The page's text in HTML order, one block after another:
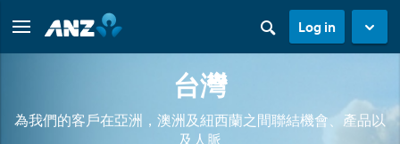
Log in
台灣
為我們的客戶在亞洲，澳洲及紐西蘭之間聯結機會、產品以
及人脈